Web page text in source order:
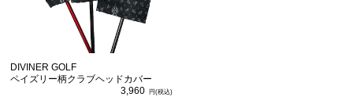
DIVINER GOLF
ペイズリー柄クラブヘッドカバー
3,960